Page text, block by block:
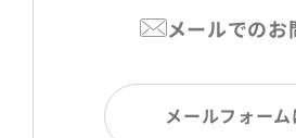
メールでのお
メールフォー